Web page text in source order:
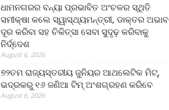
ଧାମନଗରର ବନ୍ୟା ପ୍ରଭାବିତ ଅଂଚଳର ସ୍ଥିତି
ସମୀକ୍ଷା କଲେ ସ୍ୱାସ୍ଥ୍ୟମନ୍ତ୍ରୀ, ଡାକ୍ତର ଅଭାବ
ଦୂର କରିବା ସହ ଚିକିତ୍ସା ସେବା ସୁଦୃଢ଼ କରିବାକୁ
ନିର୍ଦ୍ଦେଶ
August 6, 2026
୭୨ତମ ରାଜ୍ୟସ୍ତରୀୟ ଜୁନିୟର ଆଥଲେଟିକ ମିଟ୍‌,
ଭଦ୍ରକରୁ ୧୬ ଜଣିଆ ଟିମ୍ ଅଂଶଗ୍ରହଣ କରିବେ
August 6, 2026